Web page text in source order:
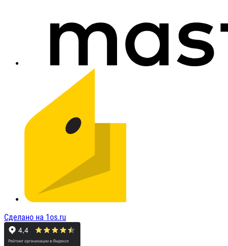
Сделано на 1os.ru